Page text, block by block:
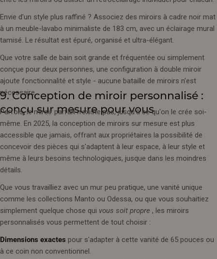
Envie d'un style plus raffiné ? Associez des miroirs à cadre noir mat
à un meuble-lavabo minimaliste de 183 cm, avec un éclairage mural
tamisé. Le résultat est épuré, organisé et ultra-élégant.
Que votre salle de bain soit grande et fréquentée ou simplement
conçue pour deux personnes, une configuration à double miroir
ajoute fonctionnalité et style - aucune bataille de miroirs n'est
nécessaire.
9. Conception de miroir personnalisé :
conçu sur mesure pour vous
Parfois, le miroir parfait n'existe pas, jusqu'à ce qu'on le crée soi-
même. En 2025, la conception de miroirs sur mesure est plus
accessible que jamais, offrant aux propriétaires la possibilité de
concevoir des pièces qui s'adaptent à leur espace, à leur style et
même à leurs besoins technologiques, jusque dans les moindres
détails.
Que vous travailliez avec un mur peu pratique, une vanité unique
comme les collections Manto ou Odessa, ou que vous souhaitiez
simplement quelque chose qui vous soit propre , les miroirs
personnalisés vous permettent de tout choisir :
Dimensions exactes pour s'adapter à cette vanité de 65 pouces ou
à ce coin non conventionnel.